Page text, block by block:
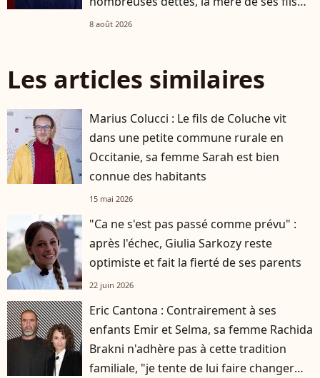
s'est occupée de tout
8 août 2026
Les articles similaires
Marius Colucci : Le fils de Coluche vit
dans une petite commune rurale en
Occitanie, sa femme Sarah est bien
connue des habitants
15 mai 2026
"Ca ne s'est pas passé comme prévu" :
après l'échec, Giulia Sarkozy reste
optimiste et fait la fierté de ses parents
22 juin 2026
Eric Cantona : Contrairement à ses
enfants Emir et Selma, sa femme Rachida
Brakni n'adhère pas à cette tradition
familiale, "je tente de lui faire changer